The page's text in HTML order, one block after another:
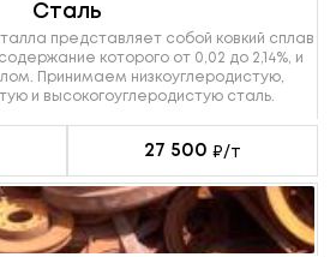
Сталь
представляет собой ковкий сплав
которого от 0,02 до 2,14%, и
Принимаем низкоуглеродистую,
и высокогоуглеродистую сталь.
27 500 ₽/т